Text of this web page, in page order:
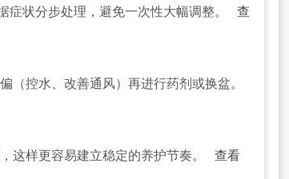
症状分步处理，避免一次性大幅调整。
查
（控水、改善通风）再进行药剂或换盆。
这样更容易建立稳定的养护节奏。
查看